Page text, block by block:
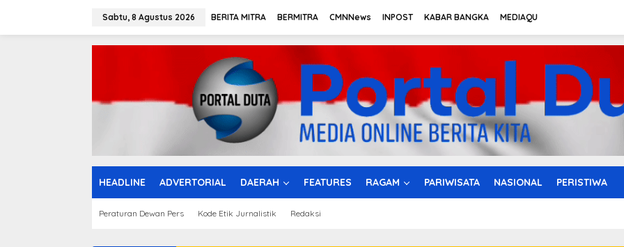
Sabtu, 8 Agustus 2026 BERITA MITRA BERMITRA CMNNews INPOST KABAR BANGKA MEDIAQU
HEADLINE ADVERTORIAL DAERAH FEATURES RAGAM PARIWISATA NASIONAL PERISTIWA
Peraturan Dewan Pers Kode Etik Jurnalistik Redaksi